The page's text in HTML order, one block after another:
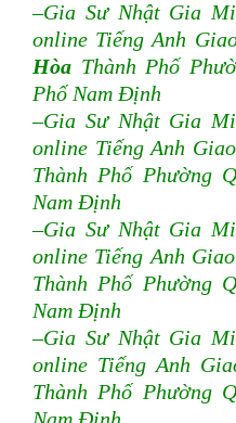
–Gia Sư Nhật Gia
online Tiếng Anh
Hòa Thành Phố
Phố Nam Định
–Gia Sư Nhật Gia
online Tiếng Anh
Thành Phố Phường
Nam Định
–Gia Sư Nhật Gia
online Tiếng Anh
Thành Phố Phường
Nam Định
–Gia Sư Nhật Gia
online Tiếng Anh
Thành Phố Phường